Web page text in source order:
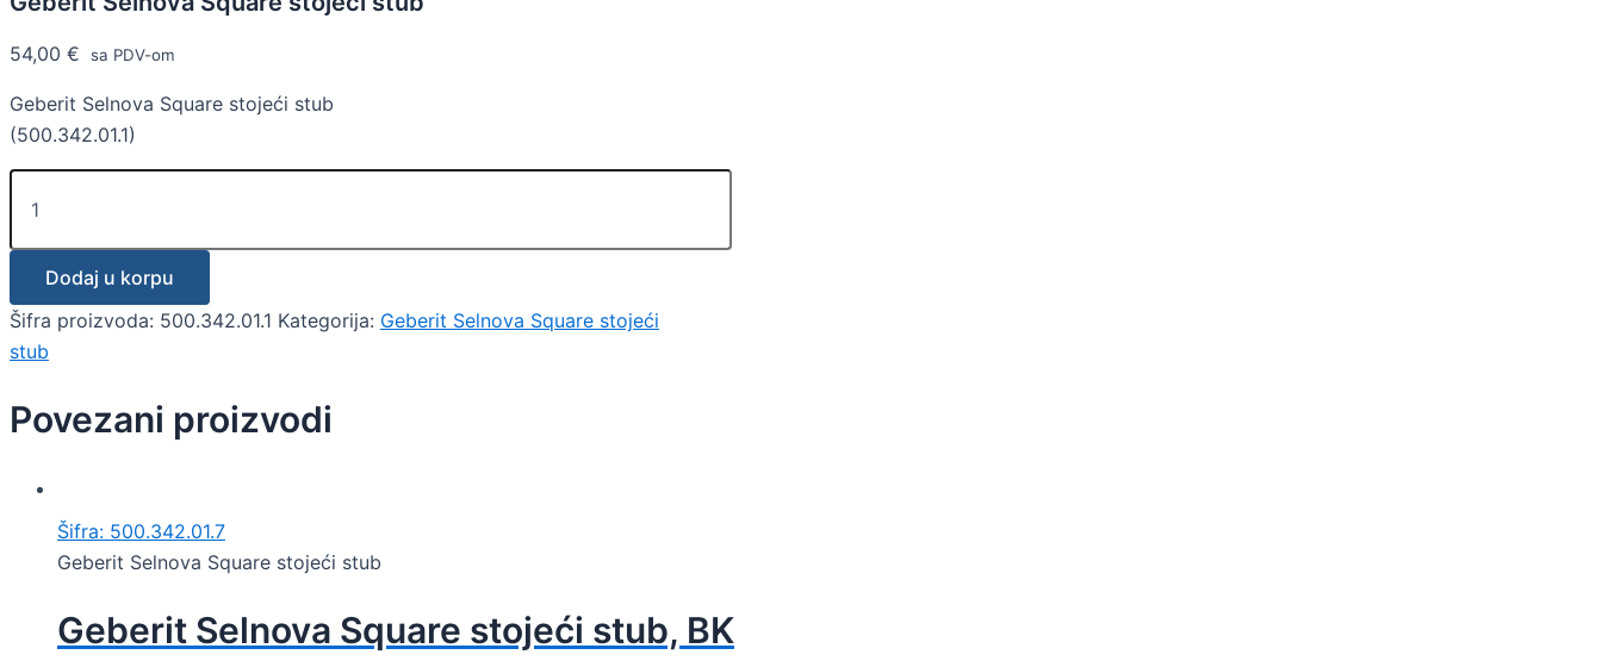
54,00 € sa PDV-om
Geberit Selnova Square stojeći stub
(500.342.01.1)
Dodaj u korpu
Šifra proizvoda: 500.342.01.1 Kategorija: Geberit Selnova Square stojeći
stub
Povezani proizvodi
Šifra: 500.342.01.7
Geberit Selnova Square stojeći stub
Geberit Selnova Square stojeći stub, BK